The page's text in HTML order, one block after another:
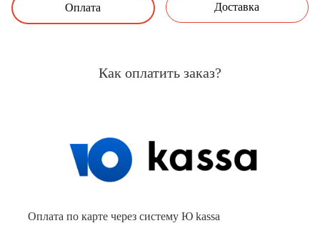
Оплата Доставка
Как оплатить заказ?
Оплата по карте через систему Ю kassa